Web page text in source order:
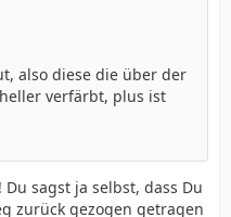
also diese die über der
verfärbt, plus ist
sagst ja selbst, dass Du
zurück gezogen getragen